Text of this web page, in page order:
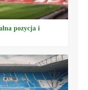
pozycja i